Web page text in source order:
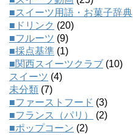
■スイーツ用語・お菓子辞典
■ドリンク (20)
■フルーツ (9)
■採点基準 (1)
■関西スイーツクラブ (10)
スイーツ (4)
未分類 (7)
■ファーストフード (3)
■フランス（パリ）
(2)
■ポップコーン (2)